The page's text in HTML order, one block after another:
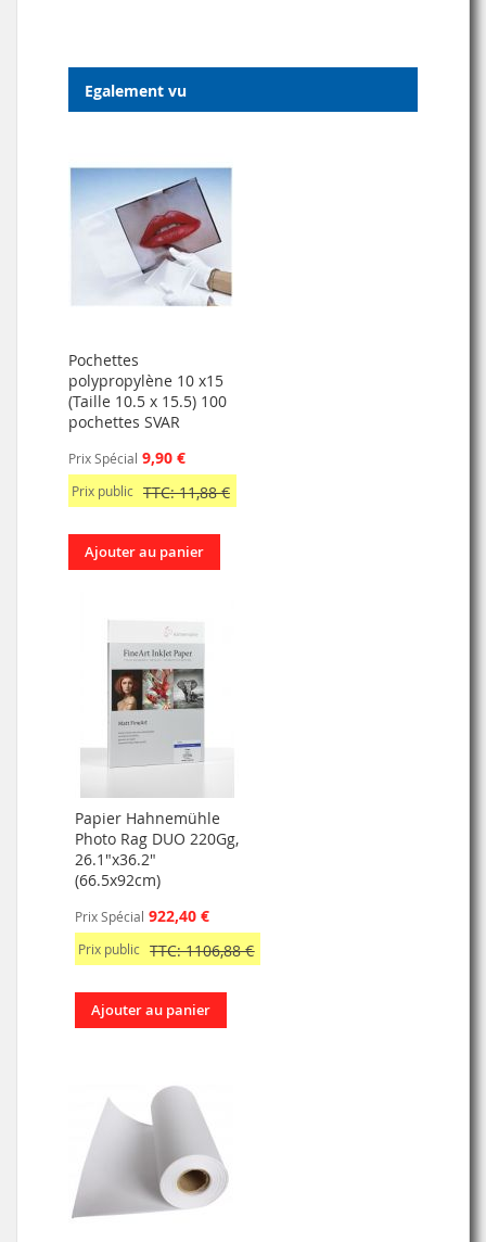
Egalement vu
Pochettes
polypropylène 10 x15
(Taille 10.5 x 15.5) 100
pochettes SVAR
Prix Spécial 9,90 €
Prix public TTC: 11,88 €
Ajouter au panier
Papier Hahnemühle
Photo Rag DUO 220Gg,
26.1"x36.2"
(66.5x92cm)
Prix Spécial 922,40 €
Prix public TTC: 1106,88 €
Ajouter au panier